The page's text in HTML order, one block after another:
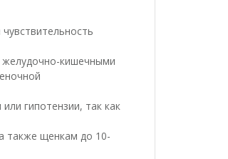
желудочно-кишечными
гипотензии, так как
также щенкам до 10-